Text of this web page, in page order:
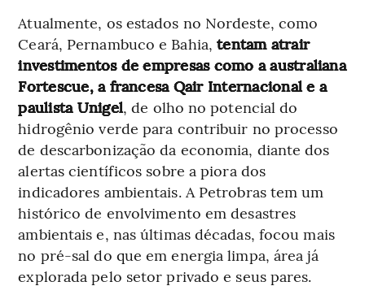
Atualmente, os estados no Nordeste, como
Ceará, Pernambuco e Bahia,tentam atrair
investimentos de empresas como a australiana
Fortescue, a francesa Qair Internacional e a
paulista Unigel, de olho no potencial do
hidrogênio verde para contribuir no processo
de descarbonização da economia, diante dos
alertas científicos sobre a piora dos
indicadores ambientais. A Petrobras tem um
histórico de envolvimento em desastres
ambientais e, nas últimas décadas, focou mais
no pré-sal do que em energia limpa, área já
explorada pelo setor privado e seus pares.